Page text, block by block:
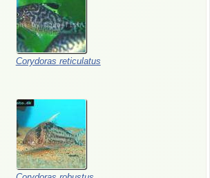
Corydoras reticulatus